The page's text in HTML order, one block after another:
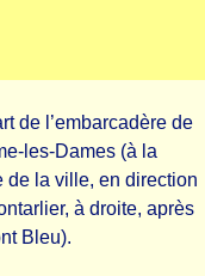
de l’embarcadère de
les-Dames (à la
de la ville, en direction
à droite, après
Bleu).